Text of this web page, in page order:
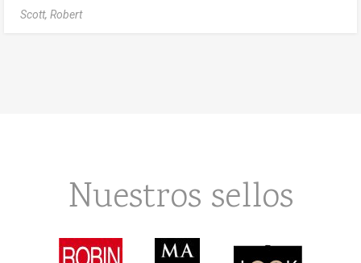
Scott, Robert
Nuestros sellos